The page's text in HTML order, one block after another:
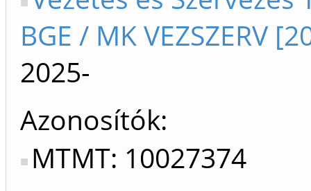
BGE / MK VEZSZERV
2025-
Azonosítók
MTMT: 10027374